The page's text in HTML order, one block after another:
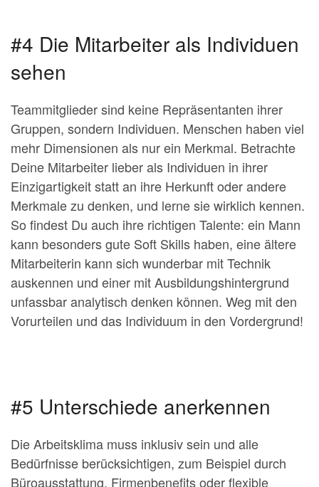
#4 Die Mitarbeiter als Individuen
sehen
Teammitglieder sind keine Repräsentanten ihrer
Gruppen, sondern Individuen. Menschen haben viel
mehr Dimensionen als nur ein Merkmal. Betrachte
Deine Mitarbeiter lieber als Individuen in ihrer
Einzigartigkeit statt an ihre Herkunft oder andere
Merkmale zu denken, und lerne sie wirklich kennen.
So findest Du auch ihre richtigen Talente: ein Mann
kann besonders gute Soft Skills haben, eine ältere
Mitarbeiterin kann sich wunderbar mit Technik
auskennen und einer mit Ausbildungshintergrund
unfassbar analytisch denken können. Weg mit den
Vorurteilen und das Individuum in den Vordergrund!
#5 Unterschiede anerkennen
Die Arbeitsklima muss inklusiv sein und alle
Bedürfnisse berücksichtigen, zum Beispiel durch
Büroausstattung, Firmenbenefits oder flexible